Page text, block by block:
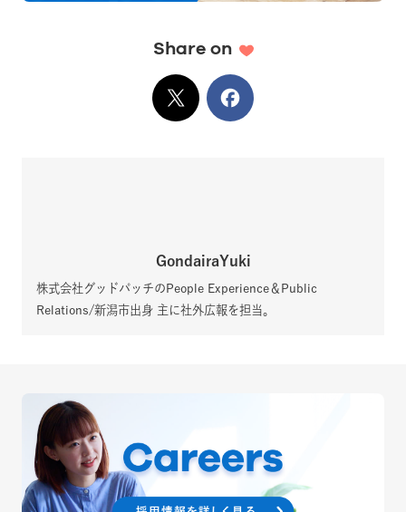
Share on
XでシェアFacebook
GondairaYuki
株式会社グッドパッチのPeople Experience＆Public
Relations/新潟市出身 主に社外広報を担当。